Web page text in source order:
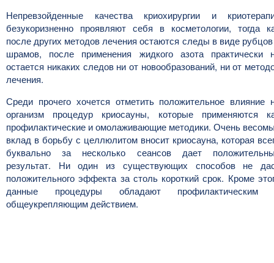
Непревзойденные качества криохирургии и
безукоризненно проявляют себя в косметологии, тогда
после других методов лечения остаются следы в виде
шрамов, после применения жидкого азота практически
остается никаких следов ни от новообразований, ни от
лечения.
Среди прочего хочется отметить положительное влияние
организм процедур криосауны, которые применяются
профилактические и омолаживающие методики. Очень
вклад в борьбу с целлюлитом вносит криосауна, которая
буквально за несколько сеансов дает
результат. Ни один из существующих способов не
положительного эффекта за столь короткий срок. Кроме
данные процедуры обладают профилактическим
общеукрепляющим действием.